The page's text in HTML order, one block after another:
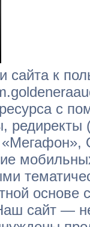
к
с
основе
сайт —